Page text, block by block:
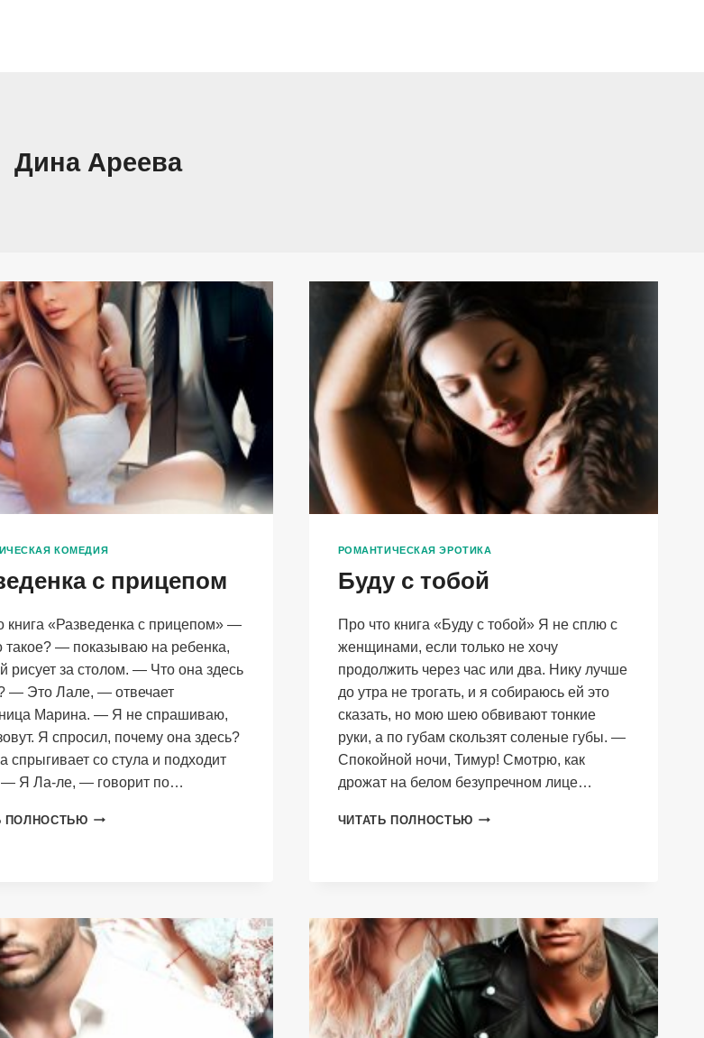
Дина Ареева
КОМЕДИЯ
с прицепом
книга «Разведенка с прицепом» —
такое? — показываю на ребенка,
рисует за столом. — Что она здесь
— Это Лале, — отвечает
Марина. — Я не спрашиваю,
Я спросил, почему она здесь?
спрыгивает со стула и подходит
— Я Ла-ле, — говорит по…
ПОЛНОСТЬЮ РАЗВЕДЕНКА
РОМАНТИЧЕСКАЯ ЭРОТИКА
Буду с тобой
Про что книга «Буду с тобой» Я не сплю с
женщинами, если только не хочу
продолжить через час или два. Нику лучше
до утра не трогать, и я собираюсь ей это
сказать, но мою шею обвивают тонкие
руки, а по губам скользят соленые губы. —
Спокойной ночи, Тимур! Смотрю, как
дрожат на белом безупречном лице…
ЧИТАТЬ ПОЛНОСТЬЮ БУДУ